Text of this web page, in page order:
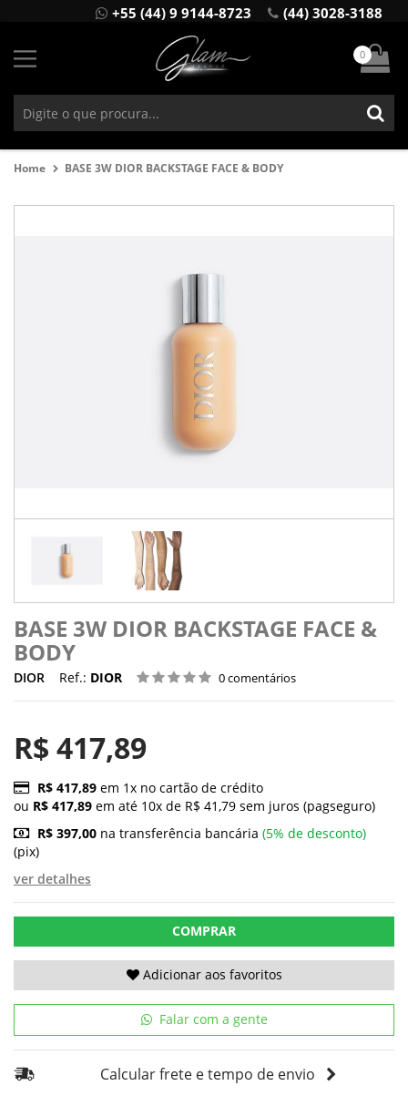
+55 (44) 9 9144-8723 (44) 3028-3188
0
Home BASE 3W DIOR BACKSTAGE FACE & BODY
BASE 3W DIOR BACKSTAGE FACE &
BODY
DIOR Ref.: DIOR 0 comentários
R$ 417,89
R$ 417,89 em 1x no cartão de crédito
ou R$ 417,89 em até 10x de R$ 41,79 sem juros (pagseguro)
R$ 397,00 na transferência bancária (5% de desconto)
(pix)
ver detalhes
COMPRAR
Adicionar aos favoritos
Falar com a gente
Calcular frete e tempo de envio